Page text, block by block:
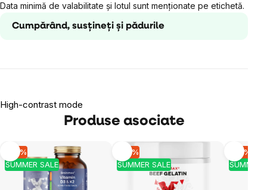
Data minimă de valabilitate și lotul sunt menționate pe etichetă.
Cumpărând, susțineți și pădurile
High-contrast mode
Produse asociate
SUMMER SALE
-10 %
SUMMER SALE
-10 %
SUMMER
-10 %